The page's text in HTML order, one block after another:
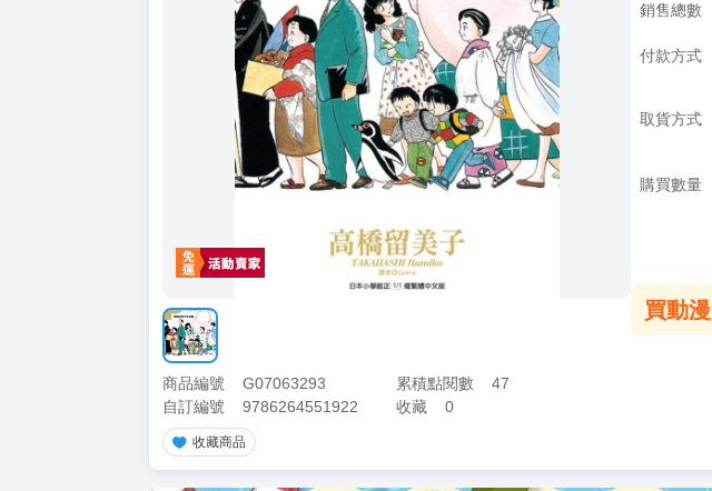
商品編號 G07063293 累積點閱數
47
自訂編號
9786264551922 收藏 0
收藏商品
銷售總數
付款方式
取貨方式
購買數量
買動